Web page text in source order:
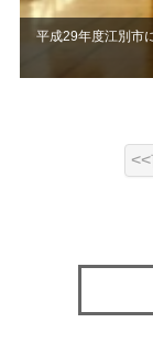
平成29年度江別市